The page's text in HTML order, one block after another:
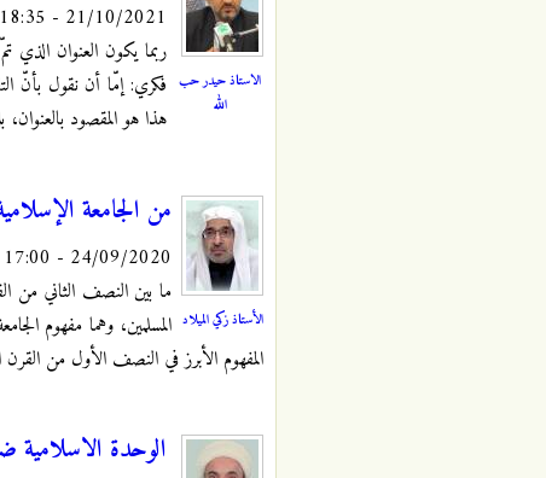
الاستاذ حيدر حب
الله
21/10/2021 - 18:35
ربما يكون العنوان الذي
فكري: إمّا أن نقول بأنّ
هذا هو المقصود
الأستاذ زكي الميلاد
من الجامعة
24/09/2020 - 17:00
ما بين النصف الثاني من
المسلمين، وهما مفهوم
المفهوم الأبرز في النصف الأول من القرن
الوحدة الاسلامية